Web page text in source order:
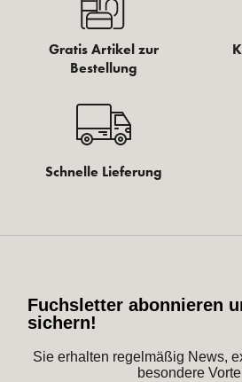
Gratis Artikel zur
Bestellung
Schnelle Lieferung
Fuchsletter abonnieren
sichern!
Sie erhalten regelmäßig News,
besondere